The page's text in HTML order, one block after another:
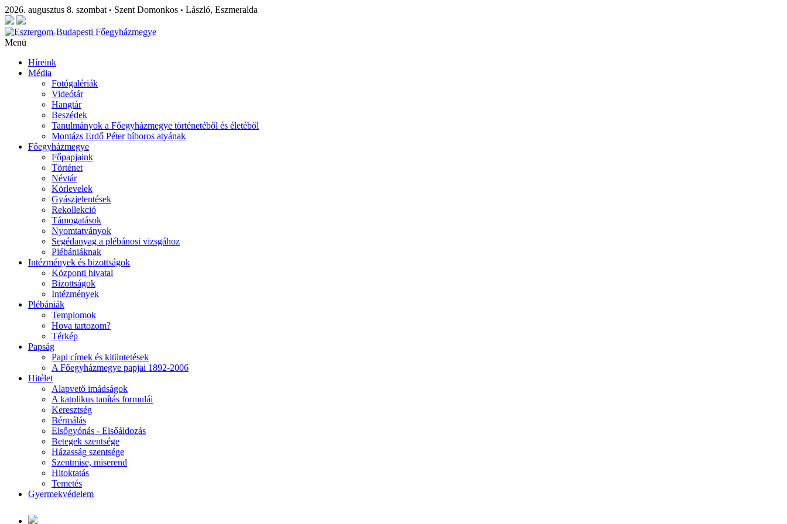
2026. augusztus 8. szombat • Szent Domonkos • László, Eszmeralda
Menü
Híreink
Média
Fotógalériák
Videótár
Hangtár
Beszédek
Tanulmányok a Főegyházmegye történetéből és életéből
Montázs Erdő Péter bíboros atyának
Főegyházmegye
Főpapjaink
Történet
Névtár
Körlevelek
Gyászjelentések
Rekollekció
Támogatások
Nyomtatványok
Segédanyag a plébánosi vizsgához
Plébániáknak
Intézmények és bizottságok
Központi hivatal
Bizottságok
Intézmények
Plébániák
Templomok
Hova tartozom?
Térkép
Papság
Papi címek és kitüntetések
A Főegyházmegye papjai 1892-2006
Hitélet
Alapvető imádságok
A katolikus tanítás formulái
Keresztség
Bérmálás
Elsőgyónás - Elsőáldozás
Betegek szentsége
Házasság szentsége
Szentmise, miserend
Hitoktatás
Temetés
Gyermekvédelem